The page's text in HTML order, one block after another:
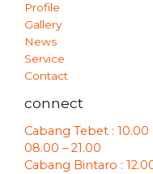
Profile
Gallery
News
Service
Contact
connect
Cabang Tebet :
08.00 – 21.00
Cabang Bintaro :